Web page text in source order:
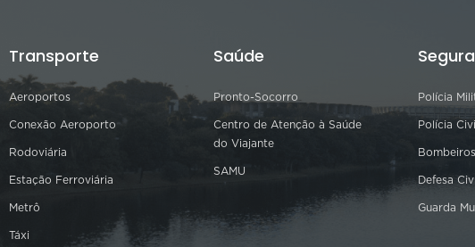
Transporte
Aeroportos
Conexão Aeroporto
Rodoviária
Estação Ferroviária
Metrô
Táxi
Saúde
Pronto-Socorro
Centro de Atenção à Saúde
do Viajante
SAMU
Polícia
Polícia
Bombeiros
Defesa
Guarda